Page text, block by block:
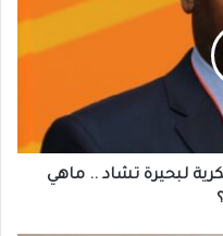
لبحيرة تشاد .. ماهي